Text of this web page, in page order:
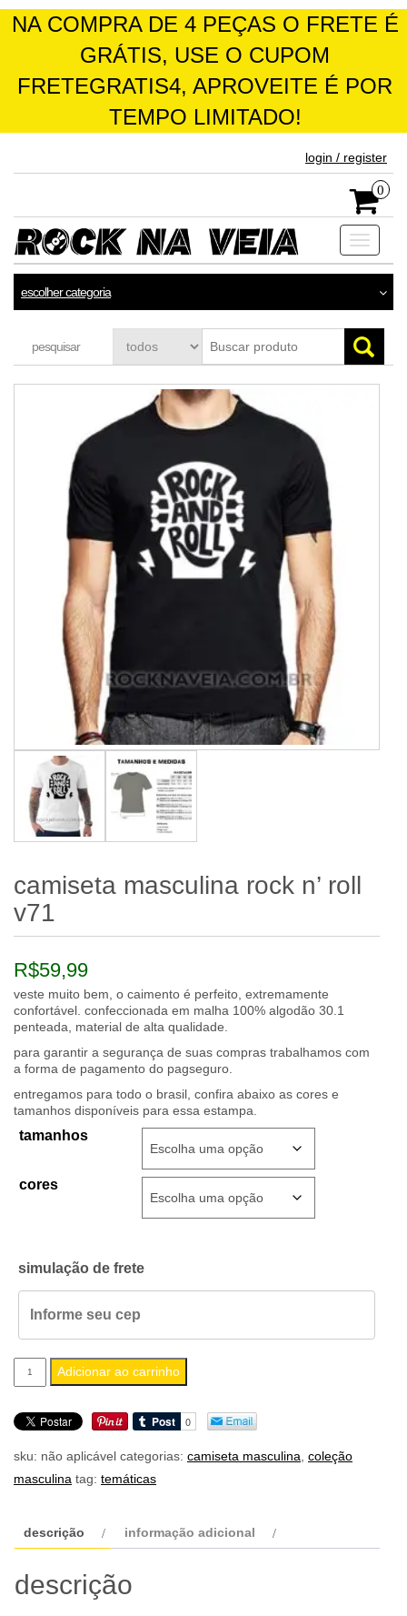
NA COMPRA DE 4 PEÇAS O FRETE É
GRÁTIS, USE O CUPOM
FRETEGRATIS4, APROVEITE É POR
TEMPO LIMITADO!
login / register
0
Toggle
escolher categoria
pesquisar
camiseta masculina rock n’ roll
v71
R$59,99
veste muito bem, o caimento é perfeito, extremamente
confortável. confeccionada em malha 100% algodão 30.1
penteada, material de alta qualidade.
para garantir a segurança de suas compras trabalhamos com
a forma de pagamento do pagseguro.
entregamos para todo o brasil, confira abaixo as cores e
tamanhos disponíveis para essa estampa.
tamanhos
cores
simulação de frete
camiseta
masculina
rock
roll
v71
Adicionar ao carrinho
sku: não aplicável categorias: camiseta masculina coleção
masculina tag: temáticas
descrição informação adicional
descrição